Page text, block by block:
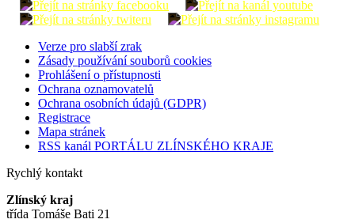
Verze pro slabší zrak
Zásady používání souborů cookies
Prohlášení o přístupnosti
Ochrana oznamovatelů
Ochrana osobních údajů (GDPR)
Registrace
Mapa stránek
RSS kanál PORTÁLU ZLÍNSKÉHO KRAJE
Rychlý kontakt
Zlínský kraj
třída Tomáše Bati 21